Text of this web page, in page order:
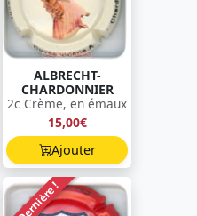
ALBRECHT-
CHARDONNIER
2c Crème, en émaux
15,00€
Ajouter
Dernière !